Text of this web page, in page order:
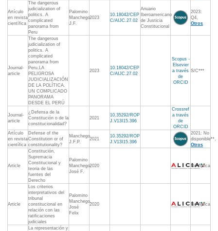
Artículo
en revista
científica
The dangerous
judicialization of
politics. A
complicated
panorama from
Peru
Palomino
Manchego
J.F.
2023
10.18042/CEP
C/AIJC.27.02
Anuario
Iberoamericano
de Justicia
Constitucional
2023:
Q4,
Otros
Journal-
article
The dangerous
judicialization of
politics. A
complicated
panorama from
Peru,LA
PELIGROSA
JUDICIALIZACIÓN
DE LA POLÍTICA.
UN COMPLICADO
PANORAMA
DESDE EL PERÚ
2023
10.18042/CEP
C/AIJC.27.02
Scopus -
Elsevier
a través
de
ORCID
S/C***
Journal-
article
¿Defensa de la
Constitución o de la
constitucionalidad?
2021
10.35292/ROP
J.V13I15.396
Crossref
a través
de
ORCID
Artículo
en revista
científica
Defense of the
Constitution or of
constitutionality?
Manchego
J.F.P.
2021
10.35292/ROP
J.V13I15.396
2021: No
disponible**,
Otros
Article
Constitución,
Supremacia
Constitucional y
teoria de las
fuentes del
Derecho
Palomino
Manchego,
José F.
2020 No Aplica
Article
Los criterios
interpretativos del
tribunal
constitucional en
relación con las
ratificaciones
judiciales
Palomino
Manchego,
José
Felix
2020 No Aplica
La representación y